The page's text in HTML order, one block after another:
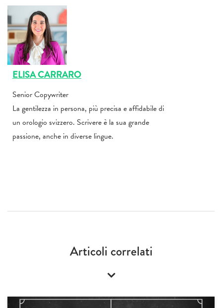
ELISA CARRARO
Senior Copywriter
La gentilezza in persona, più precisa e affidabile di
un orologio svizzero. Scrivere è la sua grande
passione, anche in diverse lingue.
Articoli correlati